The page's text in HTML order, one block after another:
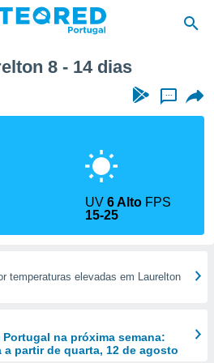
8 - 14 dias
...
UV6 Alto FPS
15-25
temperaturas elevadas em Laurelton
Portugal na próxima semana:
partir de quarta, 12 de agosto